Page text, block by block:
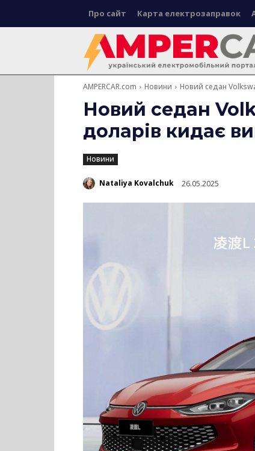
Про сайт Карта електрозаправок
AMPERCAR.com Новини Новий седан
Новий седан
доларів кидає
Новини
Nataliya Kovalchuk 26.05.2025